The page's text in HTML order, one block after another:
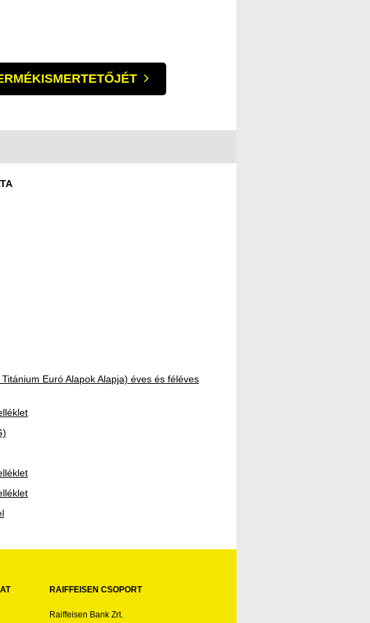
Euró Alapok Alapja) éves és féléves
RAIFFEISEN CSOPORT
Raiffeisen Bank Zrt.